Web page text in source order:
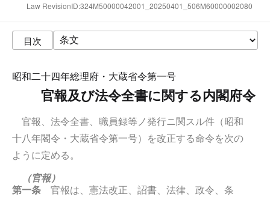
Law RevisionID:324M50000042001_20250401_506M60000002080
目次
昭和二十四年総理府・大蔵省令第一号
官報及び法令全書に関する内閣府令
官報、法令全書、職員録等ノ発行ニ関スル件（昭和
十八年閣令・大蔵省令第一号）を改正する命令を次の
ように定める。
（官報）
第一条 官報は、憲法改正、詔書、法律、政令、条